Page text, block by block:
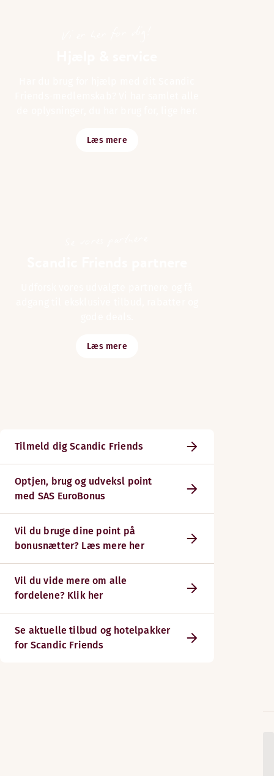
Læs mere
Læs mere
Tilmeld dig Scandic Friends
Optjen, brug og udveksl point
med SAS EuroBonus
Vil du bruge dine point på
bonusnætter? Læs mere her
Vil du vide mere om alle
fordelene? Klik her
Se aktuelle tilbud og hotelpakker
for Scandic Friends